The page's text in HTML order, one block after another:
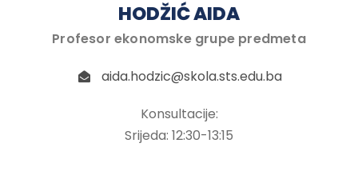
HODŽIĆ AIDA
Profesor ekonomske grupe predmeta
aida.hodzic@skola.sts.edu.ba
Konsultacije:
Srijeda: 12:30-13:15